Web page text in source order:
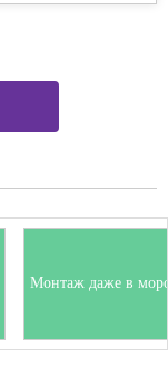
Монтаж даже в